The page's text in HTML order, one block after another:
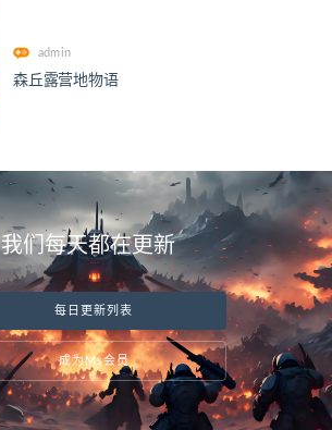
admin
森丘露营地物语
我们每天都在更新
每日更新列表
成为Ms会员